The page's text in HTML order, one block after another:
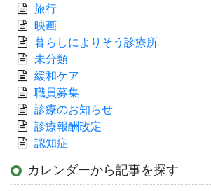
旅行
映画
暮らしによりそう診療所
未分類
緩和ケア
職員募集
診療のお知らせ
診療報酬改定
認知症
カレンダーから記事を探す